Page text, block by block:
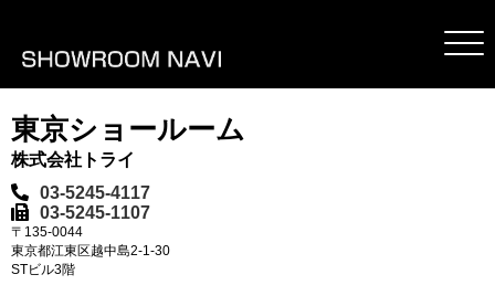
東京ショールーム
株式会社トライ
03-5245-4117
03-5245-1107
〒135-0044
東京都江東区越中島2-1-30
STビル3階